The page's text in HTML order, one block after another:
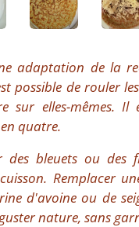
adaptation de la
possible de rouler
sur elles-mêmes. Il
quatre.
des bleuets ou des
Remplacer
d'avoine ou de
nature, sans